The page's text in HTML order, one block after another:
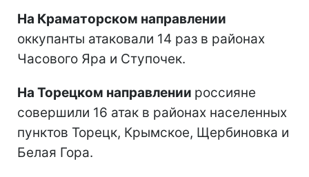
На Краматорском направлении
оккупанты атаковали 14 раз в районах
Часового Яра и Ступочек.
На Торецком направлении россияне
совершили 16 атак в районах населенных
пунктов Торецк, Крымское, Щербиновка и
Белая Гора.